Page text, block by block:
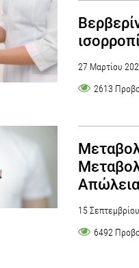
27 Μαρτίου
2613
15
6492